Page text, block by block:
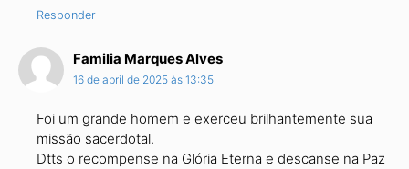
Responder
Familia Marques Alves
16 de abril de 2025 às 13:35
Foi um grande homem e exerceu brilhantemente sua
missão sacerdotal.
Dtts o recompense na Glória Eterna e descanse na Paz